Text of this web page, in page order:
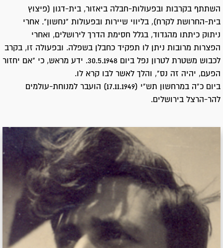
השתתף בקרבות ובפעולות-חבלה ביאזור, בית-דגון (פיצוץ
בית-החרושת לקרח), בליווי שיירות ובפעולות "נחשון". אחרי
ניתוק כיתתו מהגדוד, בגלל חסימת הדרך לירושלים, ואחרי
הפצרות מרובות ניתן לו תפקיד כחבלן בשפלה. ובפעולה זו, בקרב
לכבוש משטרת לטרון נפל ביום 30.5.1948. ידע מראש, כי "אם יחזור
הפעם, יהיה זה נס", והלך לאשר לבו קרא לו.
ביום כ"ה במרחשון תש"י (17.11.1949) הועבר למנוחת-עולמים
להר-הרצל בירושלים.